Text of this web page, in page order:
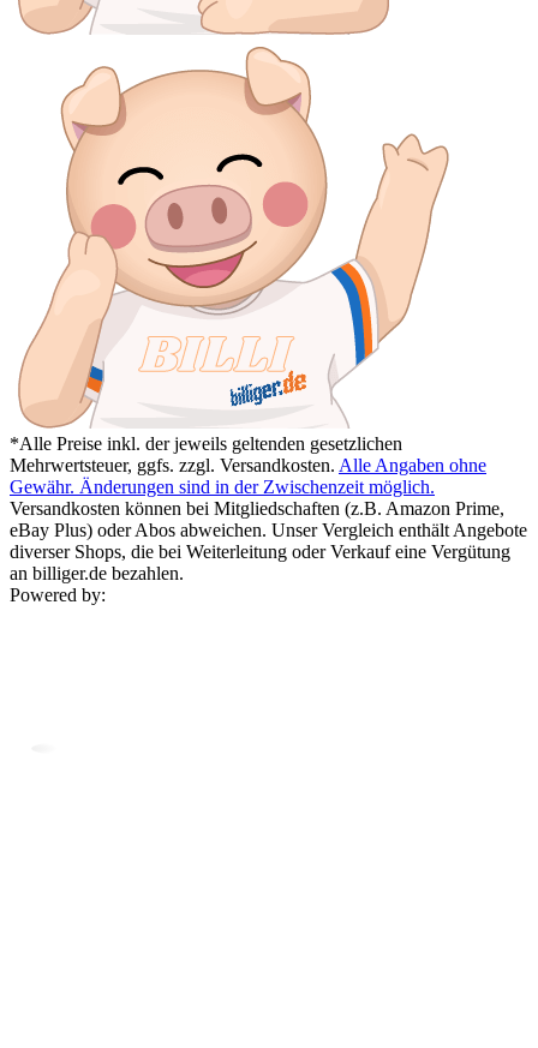
*Alle Preise inkl. der jeweils geltenden gesetzlichen
Mehrwertsteuer, ggfs. zzgl. Versandkosten. Alle Angaben ohne
Gewähr. Änderungen sind in der Zwischenzeit möglich.
Versandkosten können bei Mitgliedschaften (z.B. Amazon Prime,
eBay Plus) oder Abos abweichen. Unser Vergleich enthält Angebote
diverser Shops, die bei Weiterleitung oder Verkauf eine Vergütung
an billiger.de bezahlen.
Powered by: